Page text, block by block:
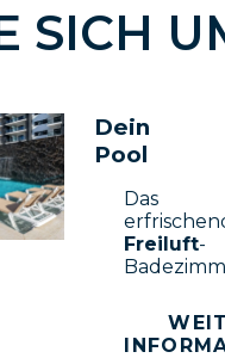
SICH
Dein
Pool
Das
Freiluft-